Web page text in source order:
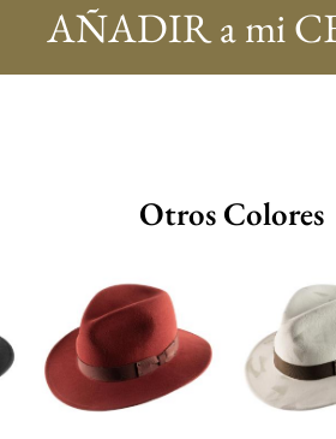
AÑADIR a mi
Otros Colores